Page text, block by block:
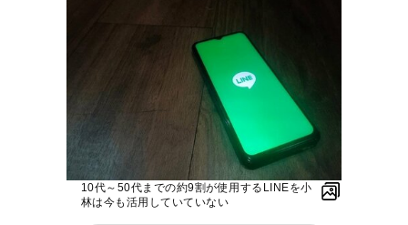
10代～50代までの約9割が使用するLINEを小
林は今も活用していていない